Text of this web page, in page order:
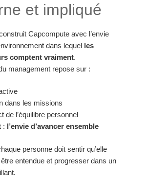
et impliqué
Capcompute avec l’envie
dans lequel les
comptent vraiment.
management repose sur :
dans les missions
de l’équilibre personnel
: l’envie d’avancer ensemble
personne doit sentir qu’elle
entendue et progresser dans un